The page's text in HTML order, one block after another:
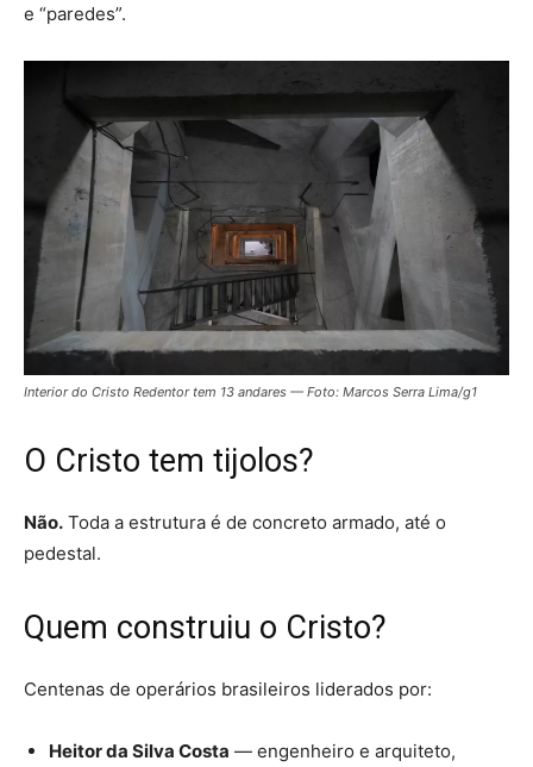
e “paredes”.
Interior do Cristo Redentor tem 13 andares — Foto: Marcos Serra Lima/g1
O Cristo tem tijolos?
Não. Toda a estrutura é de concreto armado, até o
pedestal.
Quem construiu o Cristo?
Centenas de operários brasileiros liderados por:
Heitor da Silva Costa — engenheiro e arquiteto,